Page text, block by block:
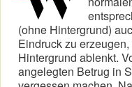
(ohne Hintergrund)
Eindruck zu
Hintergrund ablenkt.
angelegten Betrug in